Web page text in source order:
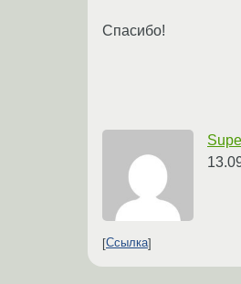
Спасибо!
Ссылка